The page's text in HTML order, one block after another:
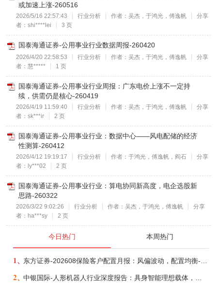
或加速上涨-260516
2026/5/16 22:57:43 行业分析 作者：吴杰，于鸿光，傅逸帆
分享
者：shi****lei
3 页
国泰海通证券-公用事业行业数据周报-260420
2026/4/20 22:58:53 行业分析 作者：吴杰，于鸿光，傅逸帆
分享
者：慧*****
1 页
国泰海通证券-公用事业行业周报：广东电价上涨不一定持
续，供需仍是核心-260419
2026/4/19 11:59:40 行业分析 作者：吴杰，于鸿光，傅逸帆
分享
者：sk***ir
2 页
国泰海通证券-公用事业行业：数据中心——风电配储的经济
性测算-260412
2026/4/12 19:19:17 行业分析 作者：于鸿光，傅逸帆，阎石
分享
者：ly***02
2 页
国泰海通证券-公用事业行业：算电协同新高度，电企选股新
思路-260322
2026/3/22 9:02:26 行业分析 作者：吴杰，于鸿光，傅逸帆
分享
者：ha***sy
2 页
今日热门 本周热门
1、
2、